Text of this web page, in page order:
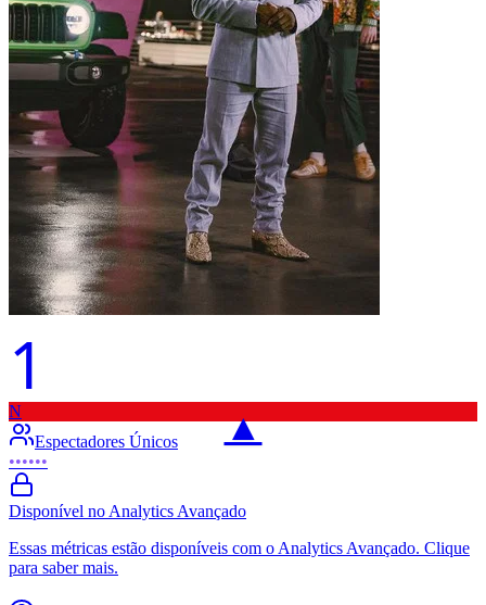
1
▲
N
Espectadores Únicos
••••••
Disponível no Analytics Avançado
Essas métricas estão disponíveis com o Analytics Avançado. Clique
para saber mais.